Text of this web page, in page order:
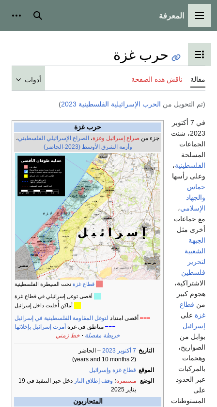
القائمة الرئيسية
المعرفة بحث
تبديل عرض جدول المحتويات
حرب غزة
مقالة ناقش هذه الصفحة أدوات
(تم التحويل من الحرب الإسرائيلية الفلسطينية 2023 )
حرب غزة
جزء من صراع إسرائيل وغزة، الصراع الإسرائيلي الفلسطيني،
وأزمة الشرق الأوسط (2023-الحاضر)
قطاع غزةتحت السيطرة الفلسطينية
أقصى توغل إسرائيلي في قطاع غزة
أماكن أُخليت داخل إسرائيل
أقصى امتداد لتوغل المقاومة الفلسطينية في إسرائيل
مناطق في غزة أمرت إسرائيل بإخلائها
خريطة مفصلة
خط زمني
التاريخ 7 أكتوبر 2023
– الحاضر
(2 years and 10 months)
الموقع قطاع غزة وإسرائيل
الوضع
مستمرة؛ وقف إطلاق النار
دخل حيز التنفيذ في 19
يناير 2025
المتحاربون
في 7 أكتوبر
2023، شنت
الجماعات
المسلحة
الفلسطينية،
وعلى رأسها
حماس
والجهاد
الإسلامي،
مع جماعات
أخرى مثل
الجبهة
الشعبية
لتحرير
فلسطين
الاشتراكية،
هجوم كبير
من قطاع
غزة على
إسرائيل
بوابل من
الصواريخ،
وهجمات
بالمركبات
عبر الحدود
على
المستوطنات